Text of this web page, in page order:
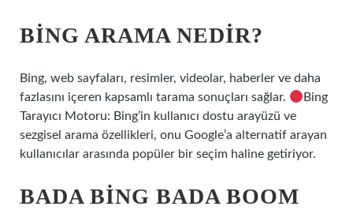
BING ARAMA NEDIR?
Bing, web sayfaları, resimler, videolar, haberler ve daha
fazlasını içeren kapsamlı tarama sonuçları sağlar.
Bing
Tarayıcı Motoru: Bing’in kullanıcı dostu arayüzü ve
sezgisel arama özellikleri, onu Google’a alternatif arayan
kullanıcılar arasında popüler bir seçim haline getiriyor.
BADA BING BADA BOOM